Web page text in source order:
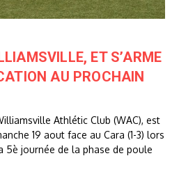
ET S’ARME
AU PROCHAIN
Athlétic Club (WAC), est
19 aout face au Cara (1-3) lors
5è journée de la phase de poule